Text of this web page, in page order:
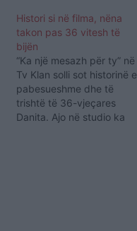
Histori si në filma, nëna
takon pas 36 vitesh të
bijën
“Ka një mesazh për ty” në
Tv Klan solli sot historinë e
pabesueshme dhe të
trishtë të 36-vjeçares
Danita. Ajo në studio ka